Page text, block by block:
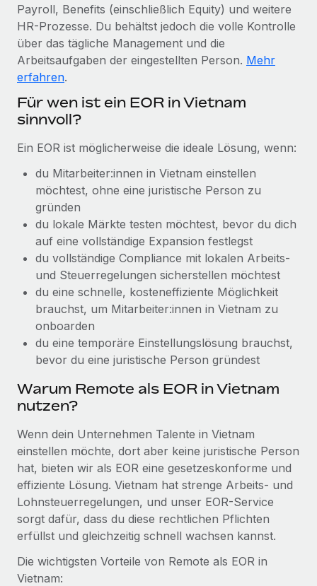
Globale Bereitstellung und Verfolgung von IT-
Geräten
Gründung von Niederlassungen
Schnelle, rechtssichere Gründung von
Mobilität und Relocation
Benefits
Mühelose Verwaltung von Benefits
Mehr erfahren
Strategische Partnerschaft zwischen
Reverse Tech und Remote für Contractor
Management und Payroll
Reverse Tech auf einen Blick Das Gesundheits- und
Wellness-Startup Reverse Tech hat das globale...
Mehr erfahren
EOR und PEO
Contractor Management
Den Blog erkunden
BLOG
Neues zu Remote-Produkten: Integration mit
Gusto und Zero und Contractor Management
Plus
Auch im neuen Jahr wollen wir bei Remote Unternehmen
aller Größen dabei unterstützen, die beste...
Mehr erfahren
Wie Phiture 55 Mitarbeiter:innen in 19 Ländern
mit Remote verwaltet
Phiture ist der unumstrittene Marktführer im Bereich der
Mehr erfahren
Payroll, Benefits (einschließlich Equity) und weitere
HR-Prozesse. Du behältst jedoch die volle Kontrolle
über das tägliche Management und die
Arbeitsaufgaben der eingestellten Person. Mehr
erfahren.
Für wen ist ein EOR in Vietnam
sinnvoll?
Ein EOR ist möglicherweise die ideale Lösung, wenn:
du Mitarbeiter:innen in Vietnam einstellen
möchtest, ohne eine juristische Person zu
gründen
du lokale Märkte testen möchtest, bevor du dich
auf eine vollständige Expansion festlegst
du vollständige Compliance mit lokalen Arbeits-
und Steuerregelungen sicherstellen möchtest
du eine schnelle, kosteneffiziente Möglichkeit
brauchst, um Mitarbeiter:innen in Vietnam zu
onboarden
du eine temporäre Einstellungs­lösung brauchst,
bevor du eine juristische Person gründest
Warum Remote als EOR in Vietnam
nutzen?
Wenn dein Unternehmen Talente in Vietnam
einstellen möchte, dort aber keine juristische Person
hat, bieten wir als EOR eine gesetzeskonforme und
effiziente Lösung. Vietnam hat strenge Arbeits- und
Lohnsteuerregelungen, und unser EOR-Service
sorgt dafür, dass du diese rechtlichen Pflichten
erfüllst und gleichzeitig schnell wachsen kannst.
Die wichtigsten Vorteile von Remote als EOR in
Vietnam: